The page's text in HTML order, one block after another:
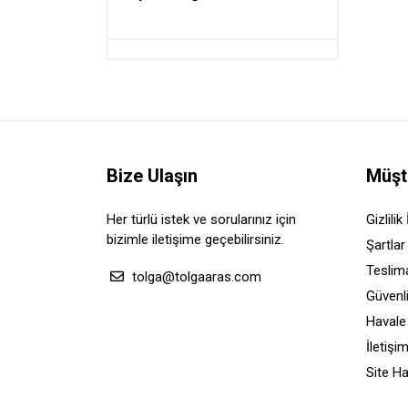
Bize Ulaşın
Her türlü istek ve sorularınız için
bizimle iletişime geçebilirsiniz.
tolga@tolgaaras.com
Gizlilik
İletişim
Site